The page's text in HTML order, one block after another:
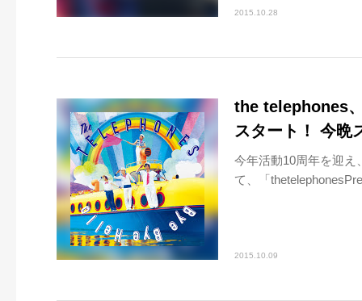
2015.10.28
the telephones
スタート！ 今晩
今年活動10周年を迎え
て、「
2015.10.09